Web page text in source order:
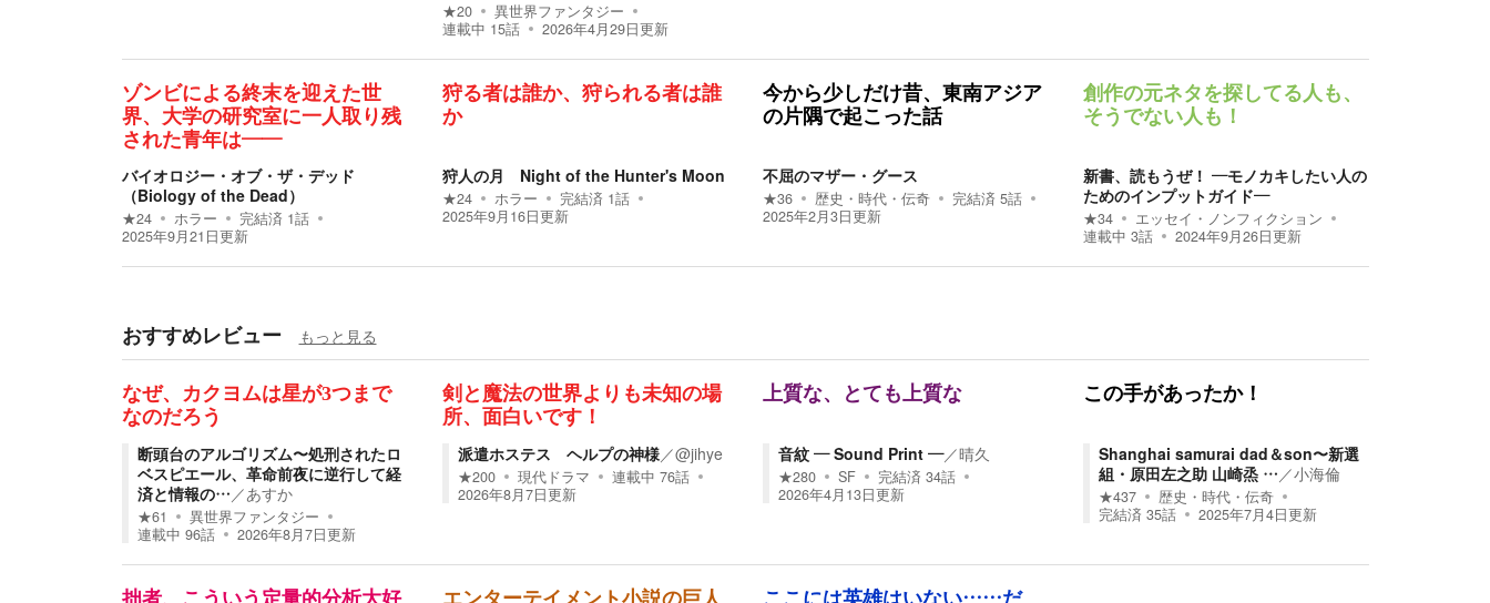
★20
異世界ファンタジー
連載中 15話 2026年4月29日更新
ゾンビによる終末を迎えた世
界、大学の研究室に一人取り残
された青年は――
バイオロジー・オブ・ザ・デッド
（Biology of the Dead）
★24 ホラー 完結済 1話
2025年9月21日更新
狩る者は誰か、狩られる者は誰
か
狩人の月 Night of the Hunter's Moon
★24 ホラー 完結済 1話
2025年9月16日更新
今から少しだけ昔、東南アジア
の片隅で起こった話
不屈のマザー・グース
★36 歴史・時代・伝奇 完結済 5話
2025年2月3日更新
創作の元ネタを探してる人も、
そうでない人も！
新書、読もうぜ！ ―モノカキしたい人の
ためのインプットガイド―
★34
エッセイ・ノンフィクション
連載中 3話 2024年9月26日更新
おすすめレビュー もっと見る
なぜ、カクヨムは星が3つまで
なのだろう
断頭台のアルゴリズム〜処刑されたロ
ベスピエール、革命前夜に逆行して経
済と情報の…／あすか
★61
異世界ファンタジー
連載中 96話 2026年8月7日更新
剣と魔法の世界よりも未知の場
所、面白いです！
派遣ホステス ヘルプの神様／@jihye
★200 現代ドラマ 連載中 76話
2026年8月7日更新
上質な、とても上質な
音紋 — Sound Print —／晴久
★280 SF 完結済 34話
2026年4月13日更新
この手があったか！
Shanghai samurai dad＆son〜新選
組・原田左之助 山崎烝 …／小海倫
★437
歴史・時代・伝奇
完結済 35話 2025年7月4日更新
拙者、こういう定量的分析大好
エンターテイメント小説の巨人
ここには英雄はいない……だ